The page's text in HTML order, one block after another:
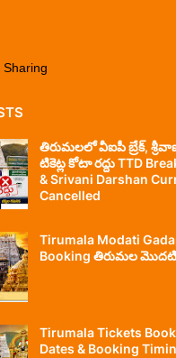
Sharing
తిరుమలలో వీఐపీ బ్రేక్,
టికెట్ల కోటా రద్దు TTD
& Srivani Darshan
Cancelled
Tirumala Modati
Booking తిరుమల మొదటి
Tirumala Tickets
Dates & Booking